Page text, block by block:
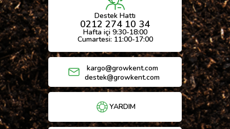
Destek Hattı
0212 274 10 34
Hafta içi 9:30-18:00
Cumartesi: 11:00-17:00
kargo@growkent.com
destek@growkent.com
YARDIM